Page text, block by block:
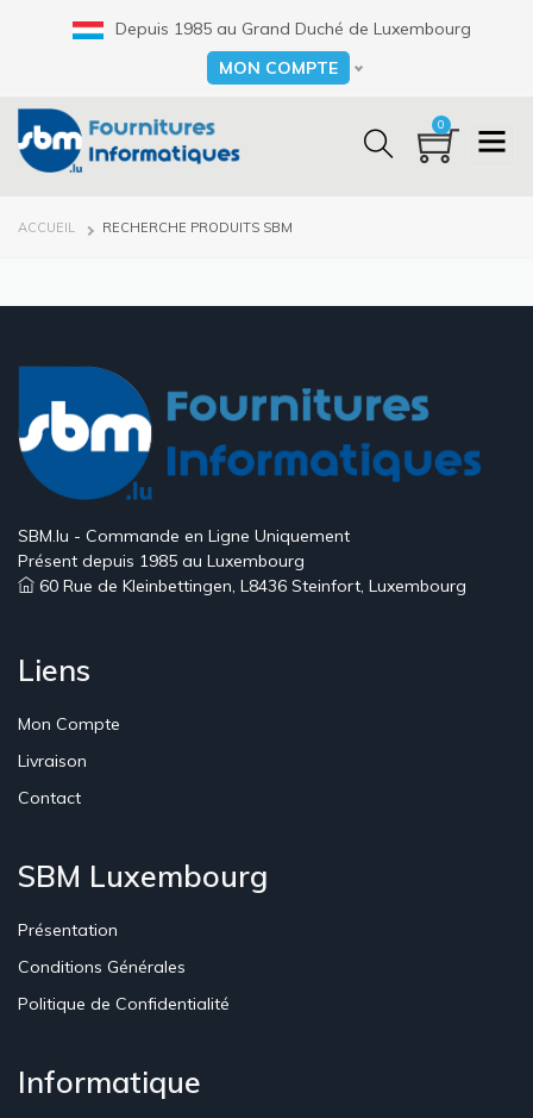
Depuis 1985 au Grand Duché de Luxembourg
Select your language
MON COMPTE
0
FIL
ACCUEIL RECHERCHE PRODUITS SBM
SBM.lu - Commande en Ligne Uniquement
Présent depuis 1985 au Luxembourg
60 Rue de Kleinbettingen, L8436 Steinfort, Luxembourg
Liens
Mon Compte
Livraison
Contact
SBM Luxembourg
Présentation
Conditions Générales
Politique de Confidentialité
Informatique